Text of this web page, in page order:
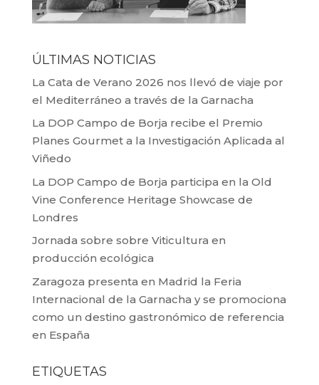
ÚLTIMAS NOTICIAS
La Cata de Verano 2026 nos llevó de viaje por
el Mediterráneo a través de la Garnacha
La DOP Campo de Borja recibe el Premio
Planes Gourmet a la Investigación Aplicada al
Viñedo
La DOP Campo de Borja participa en la Old
Vine Conference Heritage Showcase de
Londres
Jornada sobre sobre Viticultura en
producción ecológica
Zaragoza presenta en Madrid la Feria
Internacional de la Garnacha y se promociona
como un destino gastronómico de referencia
en España
ETIQUETAS